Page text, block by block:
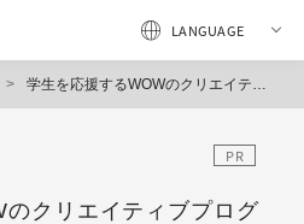
学生を応援するWOWのクリエイティブプログラム 「WOW Student Program 2025 ― Ignite Your Creativity」開催レポート
PR
クリエイティブプログ